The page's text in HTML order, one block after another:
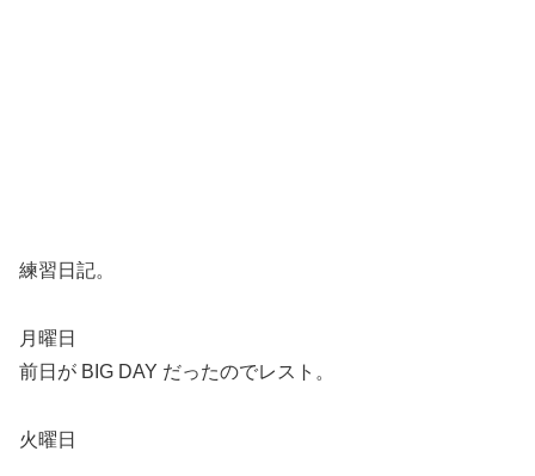
練習日記。
月曜日
前日が BIG DAY だったのでレスト。
火曜日